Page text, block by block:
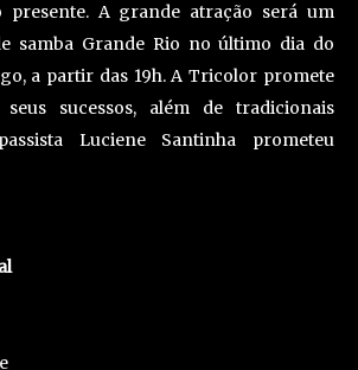
presente. A grande atração será um
samba Grande Rio no último dia do
a partir das 19h. A Tricolor promete
sucessos, além de tradicionais
Luciene Santinha prometeu